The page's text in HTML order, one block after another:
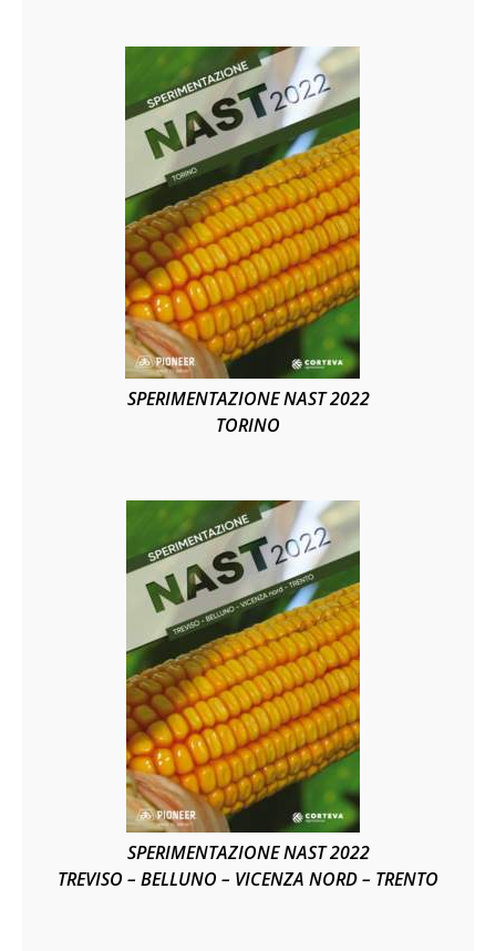
SPERIMENTAZIONE NAST 2022
TORINO
SPERIMENTAZIONE NAST 2022
TREVISO – BELLUNO – VICENZA NORD – TRENTO